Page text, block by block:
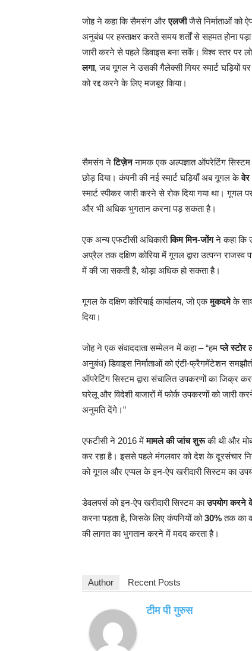
जोह ने कहा कि सैमसंग औरएलजीजैसे निर्माताओं को
अनुबंध पर हस्ताक्षर करते समय शर्तों से सहमत होना
जारी करने से पहले डिवाइस बना सकें। विश्व स्तर पर
लगा, जब गूगल ने उसकी गैलेक्सी गियर स्मार्ट
को रद्द करने के लिए मजबूर किया।
सैमसंग नेटिज़ेननामक एक अल्पज्ञात ऑपरेटिंग
छोड़ दिया। कंपनी की नई स्मार्ट घड़ियाँ अब गूगल के
स्मार्ट स्पीकर जारी करने से रोक दिया गया था। गूगल
और भी अधिक भुगतान करना पड़ सकता है।
एक अन्य एफटीसी अधिकारीकिम मिन-जोंगने कहा कि
अप्रैल तक दक्षिण कोरिया में गूगल द्वारा उत्पन्न
में की जा सकती है, थोड़ा अधिक हो सकता है।
गूगल के दक्षिण कोरियाई कार्यालय, जो एकमुकदमेके साथ
दिया।
जोह ने एक संवाददाता सम्मेलन में कहा – “हमप्ले स्टोर
अनुबंध) डिवाइस निर्माताओं को एंटी-फ्रैगमेंटेशन
ऑपरेटिंग सिस्टम द्वारा संचालित उपकरणों का जिक्र
घरेलू और विदेशी बाजारों में फोर्क उपकरणों को जारी
अनुमति देंगे।”
एफटीसी ने 2016 मेंमामले की जांच शुरूकी थी और
कर रहा है। इससे पहले मंगलवार को देश के दूरसंचार
को गूगल और एप्पल के इन-ऐप खरीदारी सिस्टम का
डेवलपर्स को इन-ऐप खरीदारी सिस्टम काउपयोग करने
करना पड़ता है, जिसके लिए कंपनियों को30%तक का
की लागत का भुगतान करने में मदद करता है।
Author Recent Posts
टीम पी गुरुस